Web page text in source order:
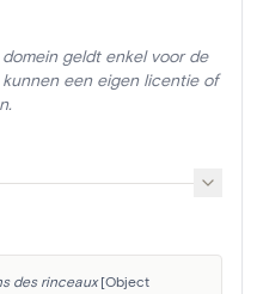
geldt enkel voor de
een eigen licentie of
des rinceaux [Object